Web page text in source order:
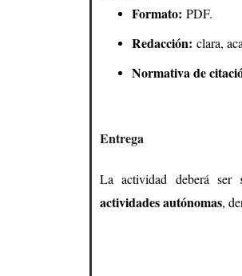
Formato: PDF.
Redacción: clara,
Normativa de
Entrega
La actividad deberá ser
actividades autónomas,